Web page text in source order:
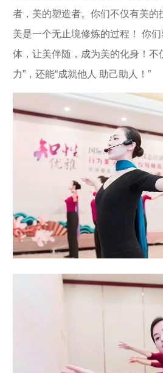
者，美的塑造者。你们不仅有美的
美是一个无止境修炼的过程！ 你
体，让美伴随，成为美的化身！不
力”，还能“成就他人 助己助人！”